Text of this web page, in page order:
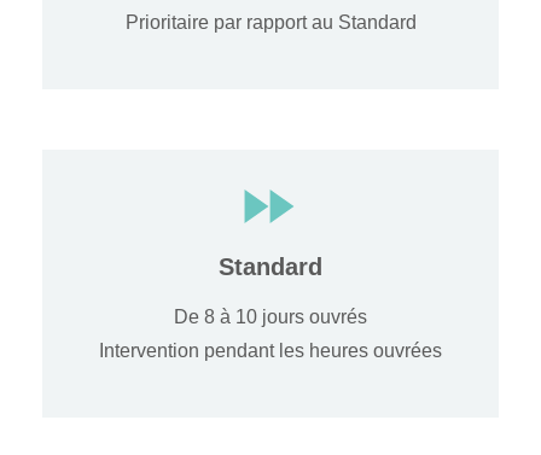
Prioritaire par rapport au Standard
Standard
De 8 à 10 jours ouvrés
Intervention pendant les heures ouvrées